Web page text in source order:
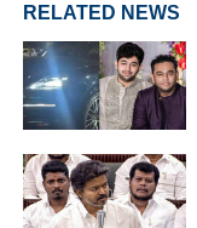
RELATED NEWS